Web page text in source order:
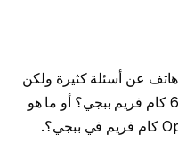
عن أسئلة كثيرة ولكن
أهم سؤالين دائما هما اوبو A52 رام 6 كام فريم ببجي؟ أو ما هو